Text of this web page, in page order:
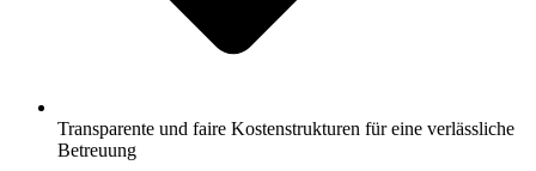
Transparente und faire Kostenstrukturen für eine verlässliche
Betreuung